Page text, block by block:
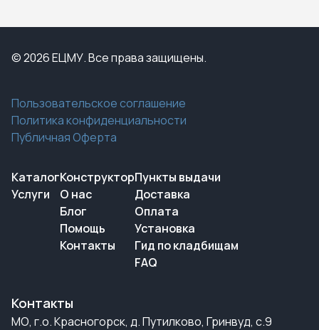
© 2026 ЕЦМУ. Все права защищены.
Пользовательское соглашение
Политика конфиденциальности
Публичная Оферта
Каталог
Услуги
Конструктор
О нас
Блог
Помощь
Контакты
Пункты выдачи
Доставка
Оплата
Установка
Гид по кладбищам
FAQ
Контакты
МО, г.о. Красногорск, д. Путилково, Гринвуд, с.9